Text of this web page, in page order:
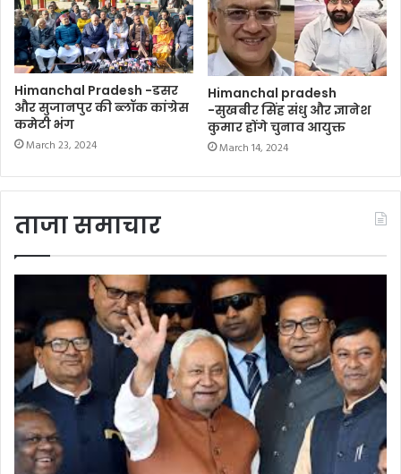
Himanchal Pradesh -डसर
और सुजानपुर की ब्लॉक कांग्रेस
कमेटी भंग
March 23, 2024
Himanchal pradesh
-सुखबीर सिंह संधु और ज्ञानेश
कुमार होंगे चुनाव आयुक्त
March 14, 2024
ताजा समाचार